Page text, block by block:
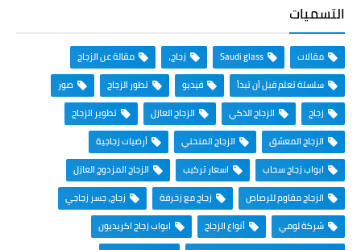
التسميات
مقالات Saudi glass زجاج،
مقالة عن الزجاج
سلسلة تعلم قبل أن تبدأ
فيديو تطور الزجاج
صور
زجاج
الزجاج الذكي الزجاج العازل
تطوير الزجاج
الزجاج المعشق
الزجاج المنحني
أرضيات زجاجية
ابواب زجاج سحاب
اسعار تركيب
الزجاج المزدوج العازل
الزجاج مقاوم للرصاص
زجاج مع زخرفة
زجاج، جسر زجاجي
شركة لومي
أنواع الزجاج
ابواب زجاج اكريديون